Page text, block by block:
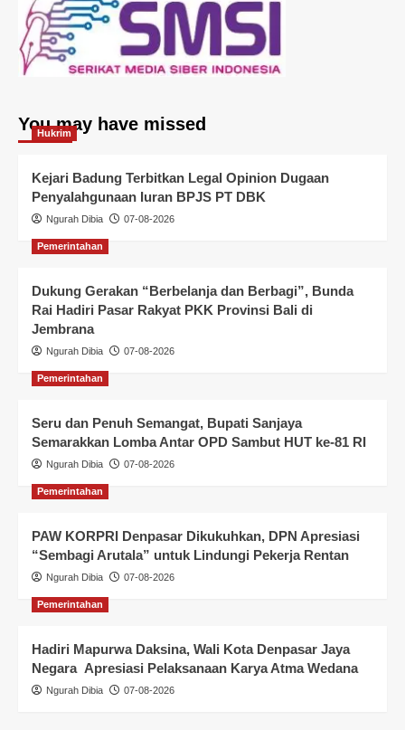
You may have missed
Hukrim
Kejari Badung Terbitkan Legal Opinion Dugaan
Penyalahgunaan Iuran BPJS PT DBK
Ngurah Dibia 07-08-2026
Pemerintahan
Dukung Gerakan “Berbelanja dan Berbagi”, Bunda
Rai Hadiri Pasar Rakyat PKK Provinsi Bali di
Jembrana
Ngurah Dibia 07-08-2026
Pemerintahan
Seru dan Penuh Semangat, Bupati Sanjaya
Semarakkan Lomba Antar OPD Sambut HUT ke-81 RI
Ngurah Dibia 07-08-2026
Pemerintahan
PAW KORPRI Denpasar Dikukuhkan, DPN Apresiasi
“Sembagi Arutala” untuk Lindungi Pekerja Rentan
Ngurah Dibia 07-08-2026
Pemerintahan
Hadiri Mapurwa Daksina, Wali Kota Denpasar Jaya
Negara Apresiasi Pelaksanaan Karya Atma Wedana
Ngurah Dibia 07-08-2026